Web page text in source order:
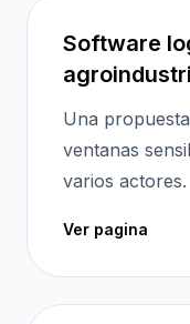
Software
Una
ventanas
varios actores.
Ver pagina